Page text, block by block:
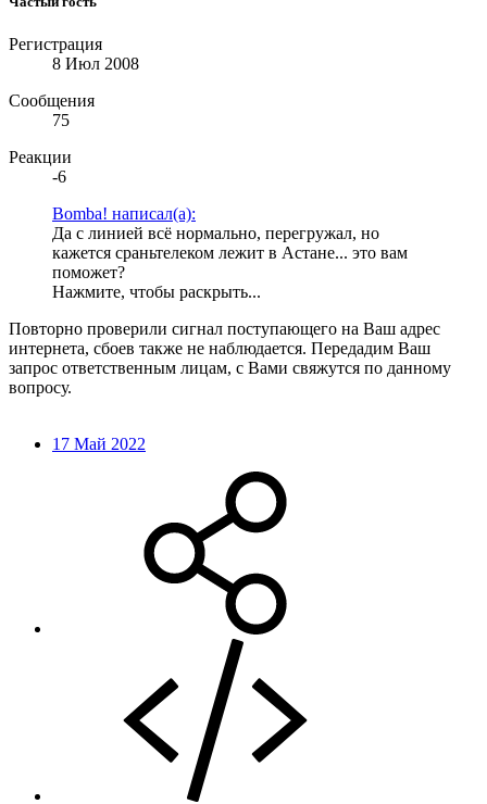
Регистрация
8 Июл 2008
Сообщения
75
Реакции
-6
Bomba! написал(а):
Да с линией всё нормально, перегружал, но
кажется сраньтелеком лежит в Астане... это вам
поможет?
Нажмите, чтобы раскрыть...
Повторно проверили сигнал поступающего на Ваш адрес
интернета, сбоев также не наблюдается. Передадим Ваш
запрос ответственным лицам, с Вами свяжутся по данному
вопросу.
17 Май 2022